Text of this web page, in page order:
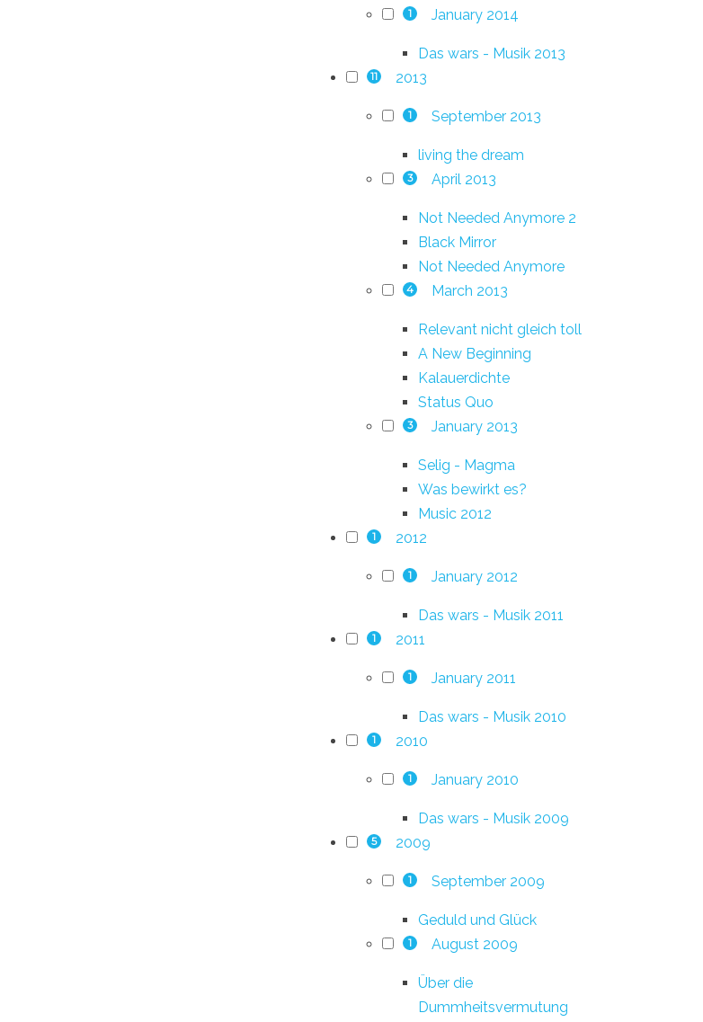
1 January 2014
Das wars - Musik 2013
11 2013
1 September 2013
living the dream
3 April 2013
Not Needed Anymore 2
Black Mirror
Not Needed Anymore
4 March 2013
Relevant nicht gleich toll
A New Beginning
Kalauerdichte
Status Quo
3 January 2013
Selig - Magma
Was bewirkt es?
Music 2012
1 2012
1 January 2012
Das wars - Musik 2011
1 2011
1 January 2011
Das wars - Musik 2010
1 2010
1 January 2010
Das wars - Musik 2009
5 2009
1 September 2009
Geduld und Glück
1 August 2009
Über die
Dummheitsvermutung